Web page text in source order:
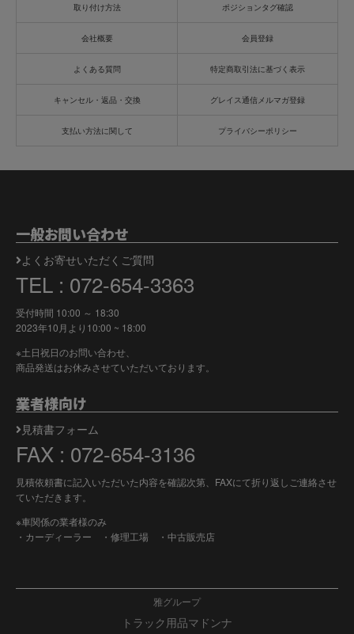
取り付け方法 ポジションタグ確認
会社概要 会員登録
よくある質問 特定商取引法に基づく表示
キャンセル・返品・交換 グレイス通信メルマガ登録
支払い方法に関して プライバシーポリシー
一般お問い合わせ
よくお寄せいただくご質問
TEL : 072-654-3363
受付時間 10:00 ～ 18:30
2023年10月より 10:00 ~ 18:00
※土日祝日のお問い合わせ、
商品発送はお休みさせていただいております。
業者様向け
見積書フォーム
FAX : 072-654-3136
見積依頼書に記入いただいた内容を確認次第、FAXにて折り返しご連絡させ
ていただきます。
※車関係の業者様のみ
・カーディーラー ・修理工場 ・中古販売店
雅グループ
トラック用品マドンナ